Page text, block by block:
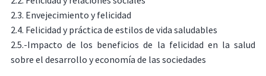
2.3. Envejecimiento y felicidad
2.4. Felicidad y práctica de estilos de vida saludables
2.5.-Impacto de los beneficios de la felicidad en la salud
sobre el desarrollo y economía de las sociedades